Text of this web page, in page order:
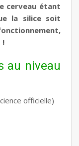
cerveau étant
la silice soit
!
au niveau
officielle)